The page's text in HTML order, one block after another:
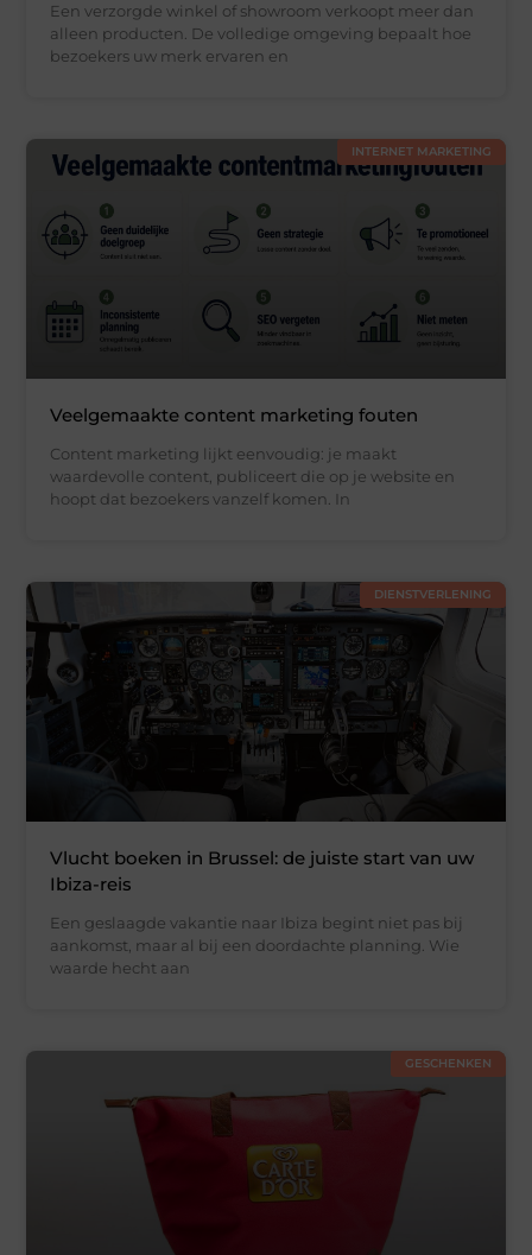
Een verzorgde winkel of showroom verkoopt meer dan
alleen producten. De volledige omgeving bepaalt hoe
bezoekers uw merk ervaren en
INTERNET MARKETING
Veelgemaakte content marketing fouten
Content marketing lijkt eenvoudig: je maakt
waardevolle content, publiceert die op je website en
hoopt dat bezoekers vanzelf komen. In
DIENSTVERLENING
Vlucht boeken in Brussel: de juiste start van uw
Ibiza-reis
Een geslaagde vakantie naar Ibiza begint niet pas bij
aankomst, maar al bij een doordachte planning. Wie
waarde hecht aan
GESCHENKEN